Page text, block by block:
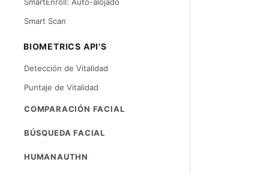
Smart Scan
BIOMETRICS API'S
Detección de Vitalidad
Puntaje de Vitalidad
COMPARACIÓN FACIAL
BÚSQUEDA FACIAL
HUMANAUTHN